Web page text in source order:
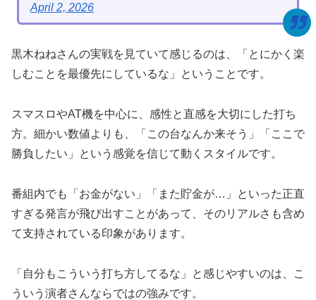
April 2, 2026
黒木ねねさんの実戦を見ていて感じるのは、「とにかく楽
しむことを最優先にしているな」ということです。
スマスロやAT機を中心に、感性と直感を大切にした打ち
方。細かい数値よりも、「この台なんか来そう」「ここで
勝負したい」という感覚を信じて動くスタイルです。
番組内でも「お金がない」「また貯金が…」といった正直
すぎる発言が飛び出すことがあって、そのリアルさも含め
て支持されている印象があります。
「自分もこういう打ち方してるな」と感じやすいのは、こ
ういう演者さんならではの強みです。